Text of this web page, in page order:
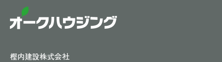
樫内建設株式会社